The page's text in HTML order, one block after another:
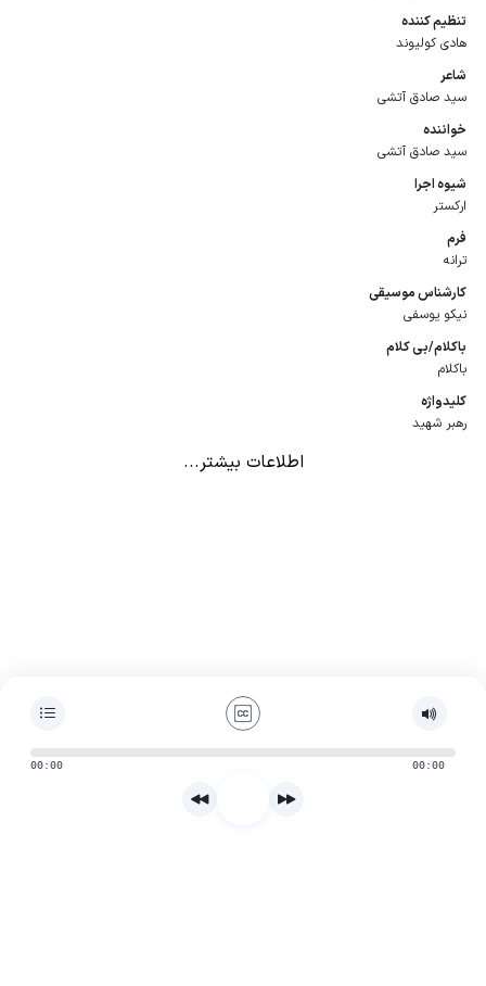
تنظیم كننده
هادی کولیوند
شاعر
سید صادق آتشی
خواننده
سید صادق آتشی
شیوه اجرا
ارکستر
فرم
ترانه
كارشناس موسیقی
نیکو یوسفی
باكلام/بی كلام
باکلام
كلیدواژه
رهبر شهید
اطلاعات بیشتر...
00:00 00:00